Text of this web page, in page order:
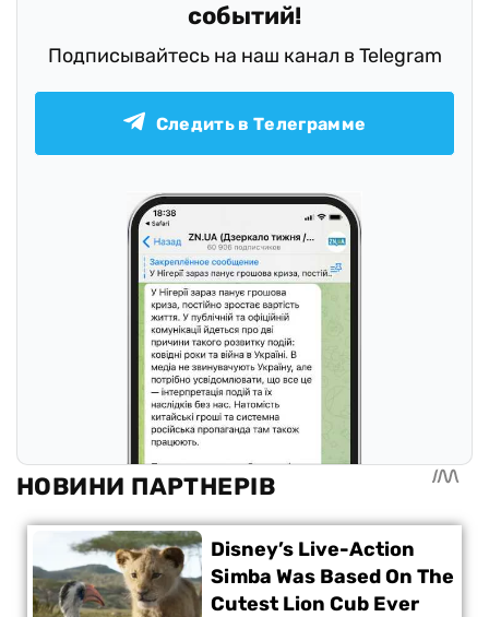
событий!
Подписывайтесь на наш канал в Telegram
Следить в Телеграмме